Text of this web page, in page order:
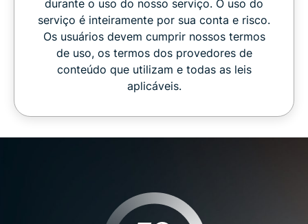
durante o uso do nosso serviço. O uso do
serviço é inteiramente por sua conta e risco.
Os usuários devem cumprir nossos termos
de uso, os termos dos provedores de
conteúdo que utilizam e todas as leis
aplicáveis.